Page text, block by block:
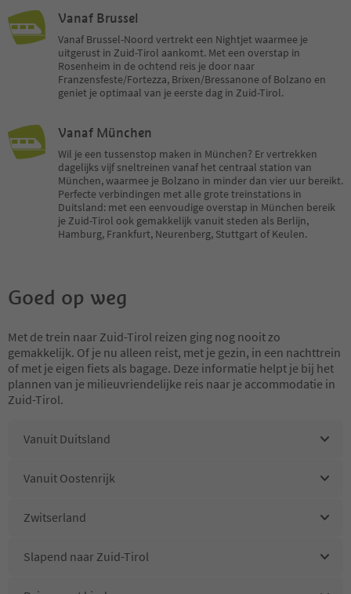
Vanaf Brussel
Vanaf Brussel-Noord vertrekt een Nightjet waarmee je
uitgerust in Zuid-Tirol aankomt. Met een overstap in
Rosenheim in de ochtend reis je door naar
Franzensfeste/Fortezza, Brixen/Bressanone of Bolzano en
geniet je optimaal van je eerste dag in Zuid-Tirol.
Vanaf München
Wil je een tussenstop maken in München? Er vertrekken
dagelijks vijf sneltreinen vanaf het centraal station van
München, waarmee je Bolzano in minder dan vier uur bereikt.
Perfecte verbindingen met alle grote treinstations in
Duitsland: met een eenvoudige overstap in München bereik
je Zuid-Tirol ook gemakkelijk vanuit steden als Berlijn,
Hamburg, Frankfurt, Neurenberg, Stuttgart of Keulen.
Goed op weg
Met de trein naar Zuid-Tirol reizen ging nog nooit zo
gemakkelijk. Of je nu alleen reist, met je gezin, in een nachttrein
of met je eigen fiets als bagage. Deze informatie helpt je bij het
plannen van je milieuvriendelijke reis naar je accommodatie in
Zuid-Tirol.
Vanuit Duitsland
Vanuit Oostenrijk
Zwitserland
Slapend naar Zuid-Tirol